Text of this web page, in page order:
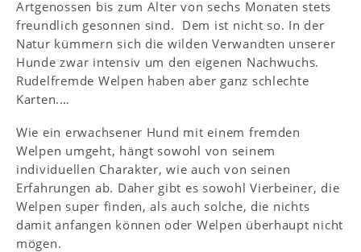
Artgenossen bis zum Alter von sechs Monaten stets
freundlich gesonnen sind. Dem ist nicht so. In der
Natur kümmern sich die wilden Verwandten unserer
Hunde zwar intensiv um den eigenen Nachwuchs.
Rudelfremde Welpen haben aber ganz schlechte
Karten.…
Wie ein erwachsener Hund mit einem fremden
Welpen umgeht, hängt sowohl von seinem
individuellen Charakter, wie auch von seinen
Erfahrungen ab. Daher gibt es sowohl Vierbeiner, die
Welpen super finden, als auch solche, die nichts
damit anfangen können oder Welpen überhaupt nicht
mögen.